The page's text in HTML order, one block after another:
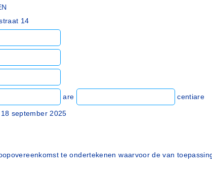
14
are centiare
september 2025
te ondertekenen waarvoor de van